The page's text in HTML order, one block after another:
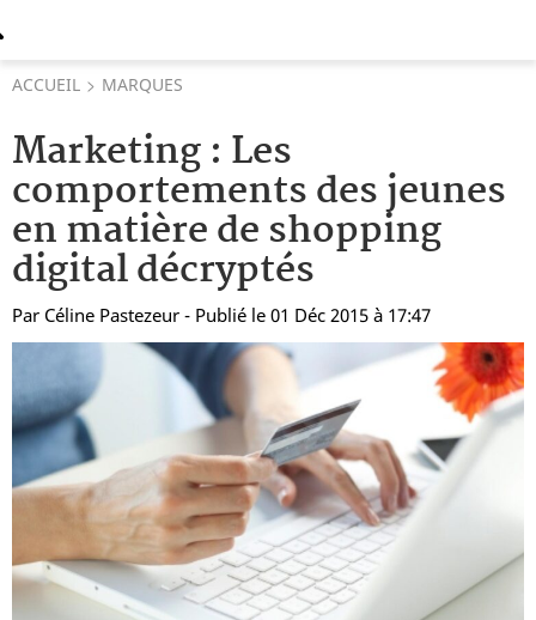
ACCUEIL MARQUES
Marketing : Les
comportements des jeunes
en matière de shopping
digital décryptés
Par Céline Pastezeur - Publié le 01 Déc 2015 à 17:47